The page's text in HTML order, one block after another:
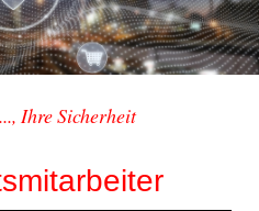
Ihre Sicherheit